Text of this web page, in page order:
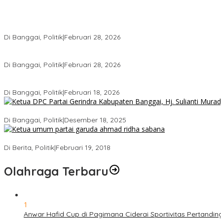
Di Banggai, Politik|Februari 28, 2026
Di Banggai, Politik|Februari 28, 2026
Di Banggai, Politik|Februari 18, 2026
Di Banggai, Politik|Desember 18, 2025
Di Berita, Politik|Februari 19, 2018
Olahraga Terbaru
1
Anwar Hafid Cup di Pagimana Ciderai Sportivitas